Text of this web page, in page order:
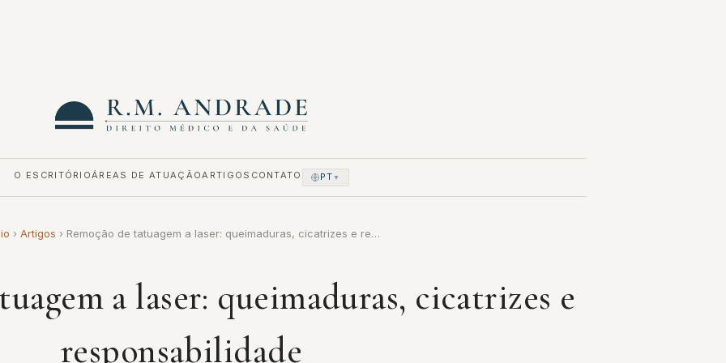
O ESCRITÓRIOÁREAS DE ATUAÇÃOARTIGOS CONTATO PT ▼
› Artigos › Remoção de tatuagem a laser: queimaduras, cicatrizes e re…
a laser: queimaduras, cicatrizes e
responsabilidade